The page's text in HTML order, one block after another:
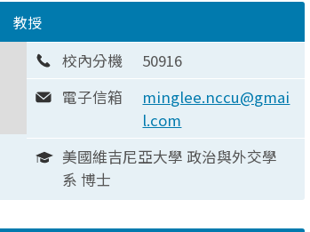
教授
校內分機
50916
電子信箱
minglee.nccu@gmai
l.com
美國維吉尼亞大學 政治與外交學
系 博士